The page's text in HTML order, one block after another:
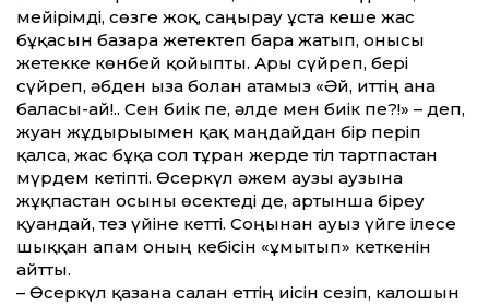
мейірімді, сөзге жоқ, саңырау ұста кеше жас
бұқасын базарға жетектеп бара жатып, онысы
жетекке көнбей қо­йыпты. Ары сүйреп, бері
сүйреп, әбден ыза болған атамыз «Әй, иттің ғана
баласы-ай!.. Сен биік пе, әлде мен биік пе?!» – деп,
жуан жұдырығымен қақ маңдайдан бір періп
қалса, жас бұқа сол тұрған жерде тіл тартпастан
мүрдем кетіпті. Өсеркүл әжем аузы аузына
жұқпастан осыны өсектеді де, артынша біреу
қуғандай, тез үйіне кетті. Соңынан ауыз үйге ілесе
шыққан апам оның кебісін «ұмытып» кеткенін
айтты.
– Өсеркүл қазанға салған еттің иісін сезіп, калошын